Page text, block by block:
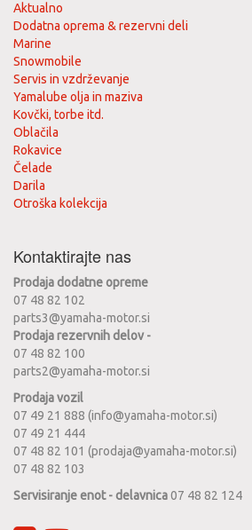
Aktualno
Dodatna oprema & rezervni deli
Marine
Snowmobile
Servis in vzdrževanje
Yamalube olja in maziva
Kovčki, torbe itd.
Oblačila
Rokavice
Čelade
Darila
Otroška kolekcija
Kontaktirajte nas
Prodaja dodatne opreme
07 48 82 102
parts3@yamaha-motor.si
Prodaja rezervnih delov -
07 48 82 100
parts2@yamaha-motor.si
Prodaja vozil
07 49 21 888 (info@yamaha-motor.si)
07 49 21 444
07 48 82 101 (prodaja@yamaha-motor.si)
07 48 82 103
Servisiranje enot - delavnica07 48 82 124